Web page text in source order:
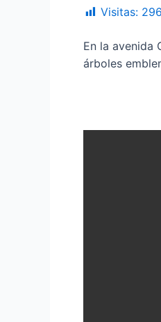
Visitas: 296
En la avenida
árboles